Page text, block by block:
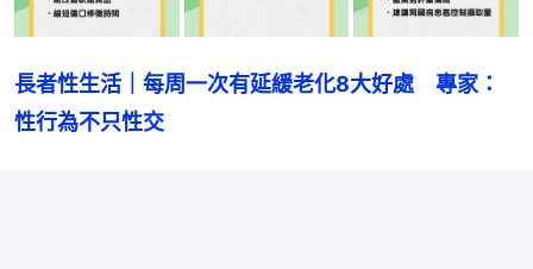
長者性生活｜每周一次有延緩老化8大好處　專家：
性行為不只性交